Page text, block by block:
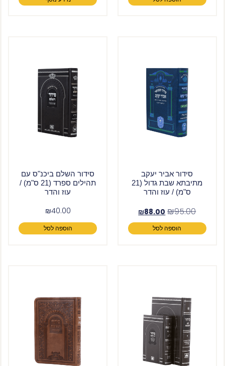
סידור אביר יעקב
מתיבתא שבת גדול (21
ס"מ) / עוז והדר
₪95.00
₪88.00
הוספה לסל
סידור השלם ביכנ"ס עם
תהילים ספרד (21 ס"מ) /
עוז והדר
₪40.00
הוספה לסל